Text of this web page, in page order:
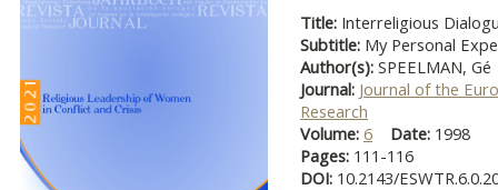
Title: Interreligious
Subtitle: My Personal
Author(s): SPEELMAN, Gé
Journal: Journal of the
Research
Volume: 6 Date: 1998
Pages: 111-116
DOI: 10.2143/